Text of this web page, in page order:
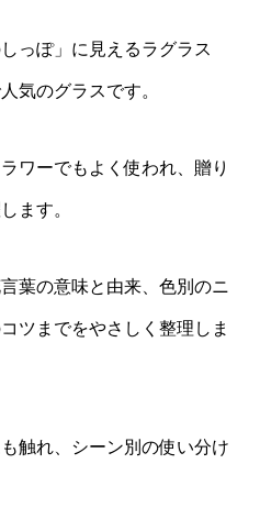
っぽ」に見えるラグラス
気のグラスです。
ワーでもよく使われ、贈り
ます。
葉の意味と由来、色別のニ
ツまでをやさしく整理しま
触れ、シーン別の使い分け